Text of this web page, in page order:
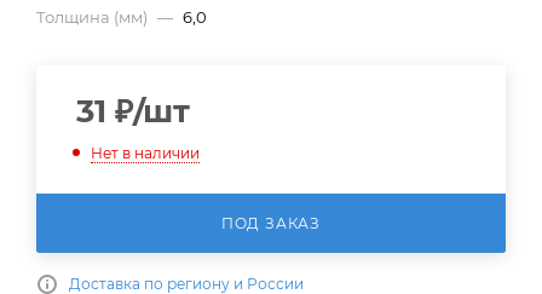
Толщина (мм) — 6,0
31 ₽/шт
Нет в наличии
ПОД ЗАКАЗ
Доставка по региону и России